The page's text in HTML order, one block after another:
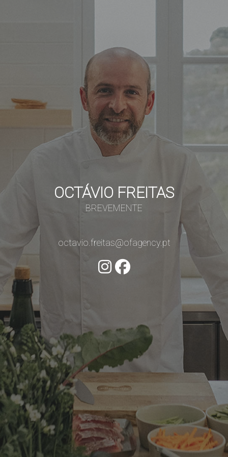
OCTÁVIO FREITAS
BREVEMENTE
octavio.freitas@ofagency.pt